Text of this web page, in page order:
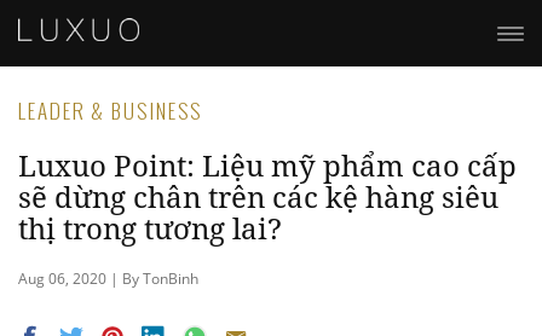
LEADER & BUSINESS
Luxuo Point: Liệu mỹ phẩm cao cấp
sẽ dừng chân trên các kệ hàng siêu
thị trong tương lai?
Aug 06, 2020 | By TonBinh